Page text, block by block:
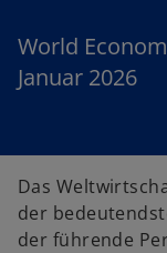
World
Januar 2026
Das
der
der führende